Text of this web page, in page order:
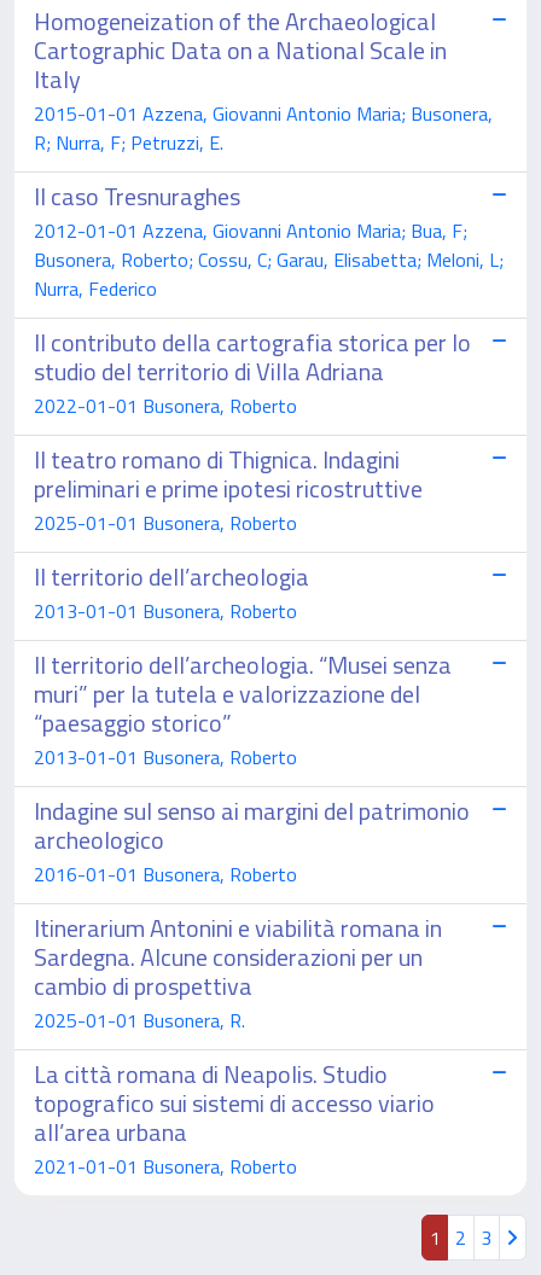
Homogeneization of the Archaeological
Cartographic Data on a National Scale in
Italy
2015-01-01 Azzena, Giovanni Antonio Maria; Busonera,
R; Nurra, F; Petruzzi, E.
Il caso Tresnuraghes
2012-01-01 Azzena, Giovanni Antonio Maria; Bua, F;
Busonera, Roberto; Cossu, C; Garau, Elisabetta; Meloni, L;
Nurra, Federico
Il contributo della cartografia storica per lo
studio del territorio di Villa Adriana
2022-01-01 Busonera, Roberto
Il teatro romano di Thignica. Indagini
preliminari e prime ipotesi ricostruttive
2025-01-01 Busonera, Roberto
Il territorio dell’archeologia
2013-01-01 Busonera, Roberto
Il territorio dell’archeologia. “Musei senza
muri” per la tutela e valorizzazione del
“paesaggio storico”
2013-01-01 Busonera, Roberto
Indagine sul senso ai margini del patrimonio
archeologico
2016-01-01 Busonera, Roberto
Itinerarium Antonini e viabilità romana in
Sardegna. Alcune considerazioni per un
cambio di prospettiva
2025-01-01 Busonera, R.
La città romana di Neapolis. Studio
topografico sui sistemi di accesso viario
all’area urbana
2021-01-01 Busonera, Roberto
1 2 3